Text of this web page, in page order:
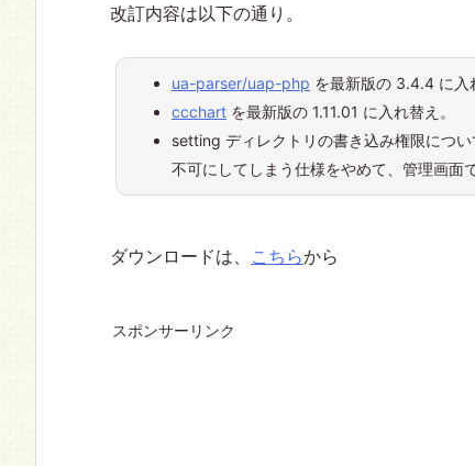
改訂内容は以下の通り。
ua-parser/uap-php を最新版の 3.4.4 に入
ccchart を最新版の 1.11.01 に入れ替え。
setting ディレクトリの書き込み権限につ
不可にしてしまう仕様をやめて、管理画面
ダウンロードは、 こちらから
スポンサーリンク